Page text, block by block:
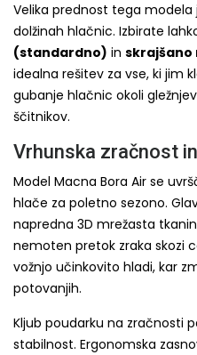
Velika prednost tega
dolžinah hlačnic. Izbirate
(standardno) in skrajšano
idealna rešitev za vse, ki jim
gubanje hlačnic okoli
ščitnikov.
Vrhunska zračnost
Model Macna Bora Air se
hlače za poletno sezono.
napredna 3D mrežasta
nemoten pretok zraka skozi
vožnjo učinkovito hladi, kar
potovanjih.
Kljub poudarku na zračnosti
stabilnost. Ergonomska